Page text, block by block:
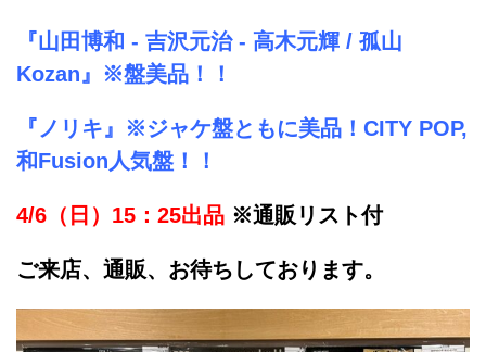
『山田博和 - 吉沢元治 - 高木元輝 / 孤山
Kozan』※盤美品！！
『ノリキ』※ジャケ盤ともに美品！CITY POP,
和Fusion人気盤！！
4/6（日）15：25出品 ※通販リスト付
ご来店、通販、お待ちしております。